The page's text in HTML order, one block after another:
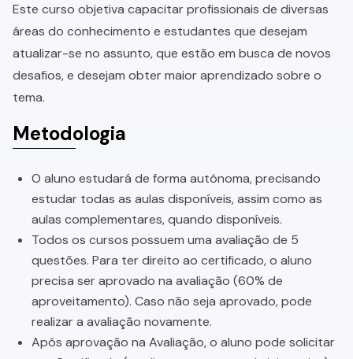
Este curso objetiva capacitar profissionais de diversas
áreas do conhecimento e estudantes que desejam
atualizar-se no assunto, que estão em busca de novos
desafios, e desejam obter maior aprendizado sobre o
tema.
Metodologia
O aluno estudará de forma autônoma, precisando
estudar todas as aulas disponíveis, assim como as
aulas complementares, quando disponíveis.
Todos os cursos possuem uma avaliação de 5
questões. Para ter direito ao certificado, o aluno
precisa ser aprovado na avaliação (60% de
aproveitamento). Caso não seja aprovado, pode
realizar a avaliação novamente.
Após aprovação na Avaliação, o aluno pode solicitar